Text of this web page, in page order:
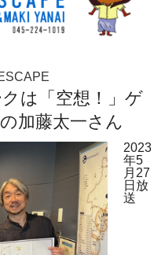
は「空想！」ゲ
加藤太一さん
2023
年5
月27
日放
送